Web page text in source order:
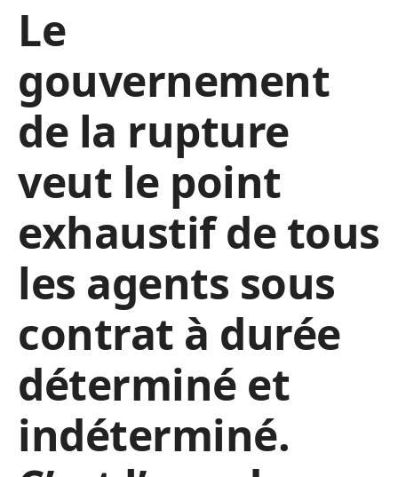
Le
gouvernement
de la rupture
veut le point
exhaustif de tous
les agents sous
contrat à durée
déterminé et
indéterminé.